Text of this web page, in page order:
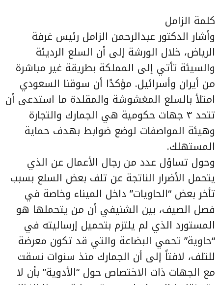
كلمة الزامل
وأشار الدكتور عبدالرحمن الزامل رئيس غرفة
الرياض، خلال الورشة إلى أن السلع الرديئة
والسيئة تأتي إلى المملكة بطريقة غير مباشرة
من أيران وأسرائيل. مؤكدًا أن سوقنا السعودي
امتلأ بالسلع المغشوشة والمقلدة ما استدعى أن
تتحد ٣ جهات حكومية هي الجمارك والتجارة
وهيئة المواصفات لوضع ضوابط بهدف حماية
المستهلك.
وحول تساؤل عدد من رجال الأعمال عن الذي
يتحمل الأضرار الناتجة عن تلف بعض السلع بسبب
تأخر بعض “الحاويات” داخل الميناء وخاصة في
فصل الصيف، بين الشنيفي أن من يتحملها هو
المستورد الذي لم يلتزم بتحميل إرساليته في
“حاوية” تحمي البضاعة والتي قد تكون معرضة
للتلف، لافتاً إلى أن الجمارك منذ سنوات نسقت
مع الجهات ذات الاختصاص حول “الأدوية” بأن لا